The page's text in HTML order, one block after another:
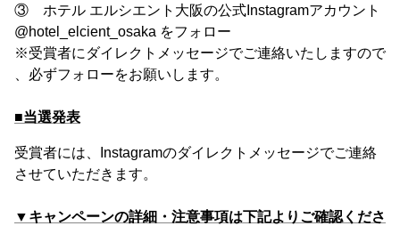
③ ホテル エルシエント大阪の公式Instagramアカウント
@hotel_elcient_osaka をフォロー
※受賞者にダイレクトメッセージでご連絡いたしますので
、必ずフォローをお願いします。
■当選発表
受賞者には、Instagramのダイレクトメッセージでご連絡
させていただきます。
▼キャンペーンの詳細・注意事項は下記よりご確認くださ